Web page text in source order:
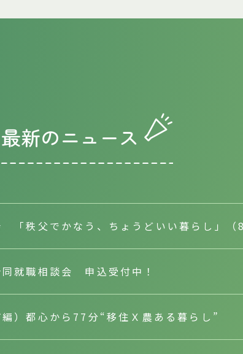
最新のニュース
「秩父でかなう、ちょうどいい暮らし」（
就職相談会 申込受付中！
）都心から77分“移住Ｘ農ある暮らし”